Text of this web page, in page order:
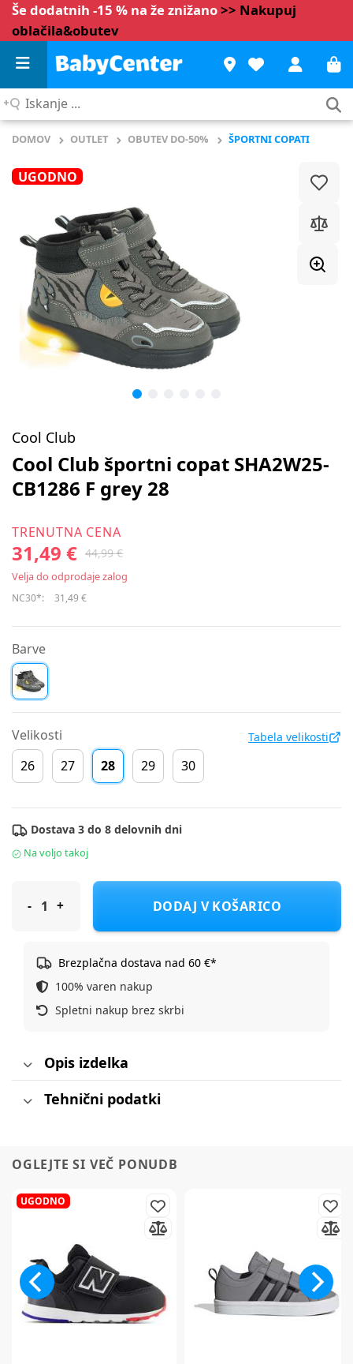
Še dodatnih -15 % na že znižano>> Nakupuj
oblačila&obutev
Iskanje
DOMOV OUTLET OBUTEV DO-50% ŠPORTNI COPATI
UGODNO
Cool Club
Cool Club športni copat SHA2W25-
CB1286 F grey 28
TRENUTNA CENA
31,49 € 44,99 €
Velja do odprodaje zalog
NC30*: 31,49 €
Barve
Velikosti Tabela velikosti
26 27 28 29 30
Dostava 3 do 8 delovnih dni
Na voljo takoj
Cool Club športni copat SHA2W25-CB1286 F grey 28
DODAJ V KOŠARICO
Brezplačna dostava nad 60 €*
100% varen nakup
Spletni nakup brez skrbi
Opis izdelka
Tehnični podatki
OGLEJTE SI VEČ PONUDB
UGODNO